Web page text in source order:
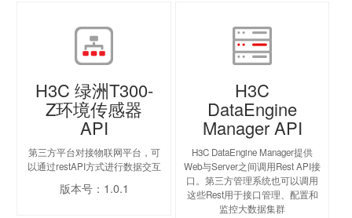
H3C 绿洲T300-
Z环境传感器
API
第三方平台对接物联网平台，可
以通过restAPI方式进行数据交互
版本号：1.0.1
H3C
DataEngine
Manager API
H3C DataEngine Manager提供
Web与Server之间调用Rest API接
口。第三方管理系统也可以调用
这些Rest用于接口管理、配置和
监控大数据集群